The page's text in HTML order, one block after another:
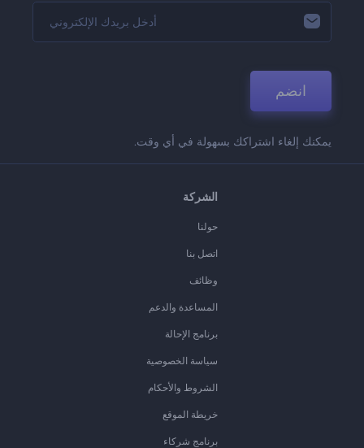
انضم
يمكنك إلغاء اشتراكك بسهولة في أي وقت.
الشركة
حولنا
اتصل بنا
وظائف
المساعدة والدعم
برنامج الإحالة
سياسة الخصوصية
الشروط والأحكام
خريطة الموقع
برنامج شركاء